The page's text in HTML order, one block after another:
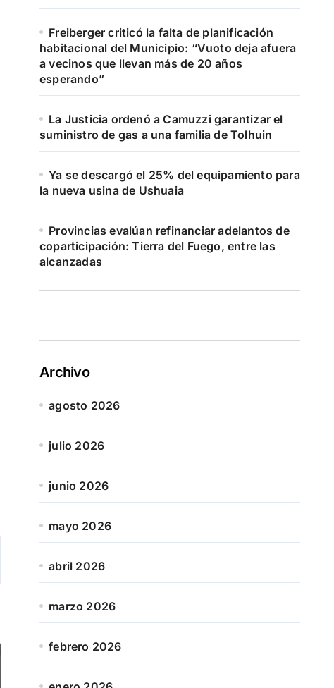
Freiberger criticó la falta de planificación
habitacional del Municipio: “Vuoto deja afuera
a vecinos que llevan más de 20 años
esperando”
La Justicia ordenó a Camuzzi garantizar el
suministro de gas a una familia de Tolhuin
Ya se descargó el 25% del equipamiento para
la nueva usina de Ushuaia
Provincias evalúan refinanciar adelantos de
coparticipación: Tierra del Fuego, entre las
alcanzadas
Archivo
agosto 2026
julio 2026
junio 2026
mayo 2026
abril 2026
marzo 2026
febrero 2026